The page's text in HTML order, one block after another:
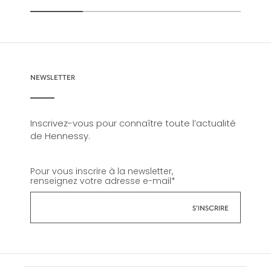
NEWSLETTER
Inscrivez-vous pour connaître toute l’actualité
de Hennessy.
Pour vous inscrire à la newsletter,
renseignez votre adresse e-mail*